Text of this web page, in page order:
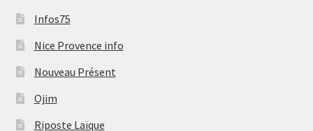
Infos75
Nice Provence info
Nouveau Présent
Ojim
Riposte Laïque